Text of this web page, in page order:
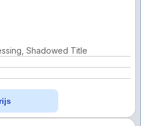
Shadowed Title